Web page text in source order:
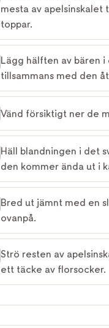
mesta av apelsinskalet
toppar.
Lägg hälften av bären
tillsammans med den
Vänd försiktigt ner de
Häll blandningen i det
den kommer ända ut i
Bred ut jämnt med en
ovanpå.
Strö resten av
ett täcke av florsocker.